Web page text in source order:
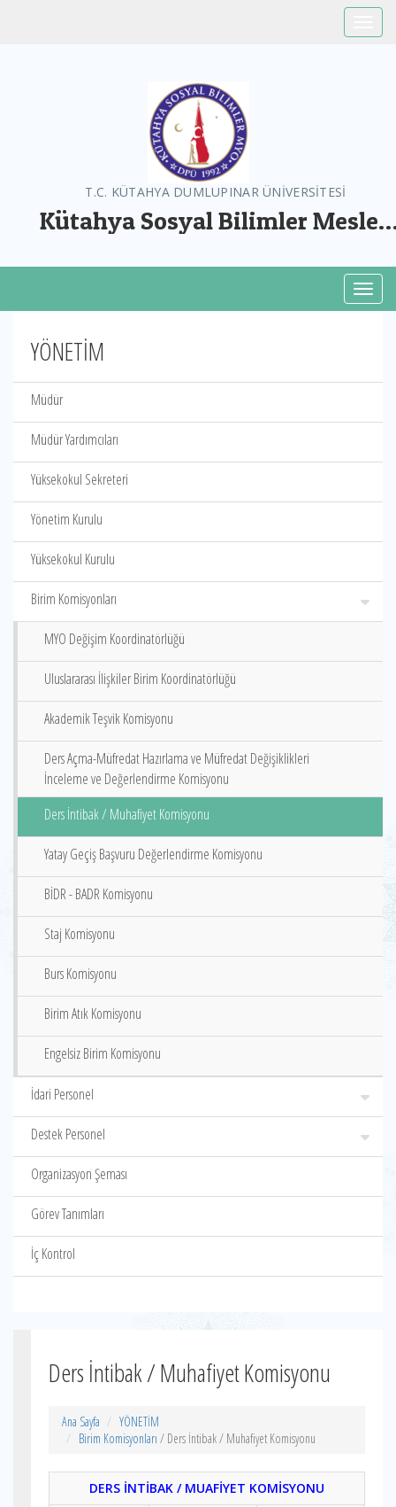
T.C. KÜTAHYA DUMLUPINAR ÜNİVERSİTESİ
Kütahya Sosyal Bilimler Meslek
YÖNETİM
Müdür
Müdür Yardımcıları
Yüksekokul Sekreteri
Yönetim Kurulu
Yüksekokul Kurulu
Birim Komisyonları
MYO Değişim Koordinatörlüğü
Uluslararası İlişkiler Birim Koordinatörlüğü
Akademik Teşvik Komisyonu
Ders Açma-Müfredat Hazırlama ve Müfredat Değişiklikleri
İnceleme ve Değerlendirme Komisyonu
Ders İntibak / Muhafiyet Komisyonu
Yatay Geçiş Başvuru Değerlendirme Komisyonu
BİDR - BADR Komisyonu
Staj Komisyonu
Burs Komisyonu
Birim Atık Komisyonu
Engelsiz Birim Komisyonu
İdari Personel
Destek Personel
Organizasyon Şeması
Görev Tanımları
İç Kontrol
Ders İntibak / Muhafiyet Komisyonu
Ana Sayfa
YÖNETİM
Birim Komisyonları / Ders İntibak / Muhafiyet Komisyonu
DERS İNTİBAK / MUAFİYET KOMİSYONU